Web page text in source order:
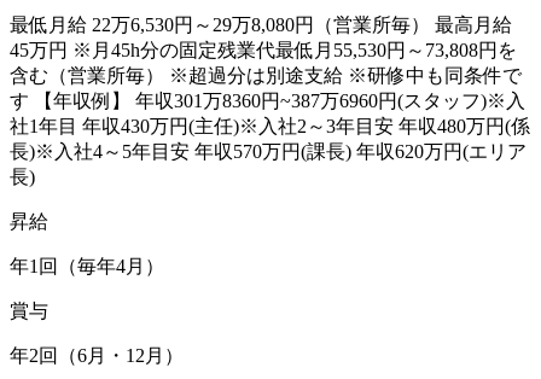
最低月給 22万6,530円～29万8,080円（営業所毎） 最高月給
45万円 ※月45h分の固定残業代最低月55,530円～73,808円を
含む（営業所毎） ※超過分は別途支給 ※研修中も同条件で
す 【年収例】 年収301万8360円~387万6960円(スタッフ)※入
社1年目 年収430万円(主任)※入社2～3年目安 年収480万円(係
長)※入社4～5年目安 年収570万円(課長) 年収620万円(エリア
長)
昇給
年1回（毎年4月）
賞与
年2回（6月・12月）